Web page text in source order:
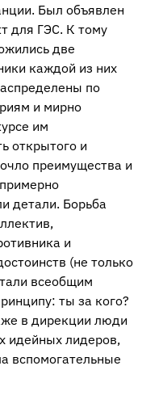
Был объявлен
для ГЭС. К тому
две
каждой из них
по
и мирно
им
открытого и
преимущества и
детали. Борьба
и
(не только
всеобщим
ты за кого?
в дирекции люди
идейных лидеров,
вспомогательные